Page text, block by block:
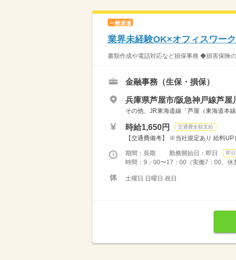
一般派遣
業界未経験OK×オフィスワー
書類作成や電話対応など損保事務 ◆損害保険
金融事務（生保・損保）
兵庫県芦屋市/阪急神戸線芦屋
その他、JR東海道線「芦屋（東海道本
時給1,650円 交通費全額支給
【交通費備考】 ※当社規定あり 給料
期間：長期 勤務開始日：即日 即
時間：9：00〜17：00（実働7：00、休
土曜日 日曜日 祝日